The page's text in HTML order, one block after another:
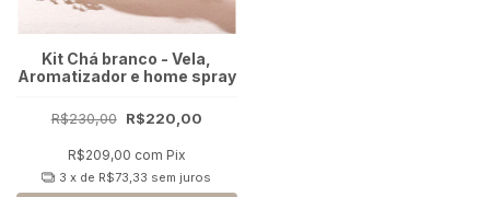
Kit Chá branco - Vela,
Aromatizador e home spray
R$230,00 R$220,00
R$209,00 com Pix
3 x de R$73,33 sem juros